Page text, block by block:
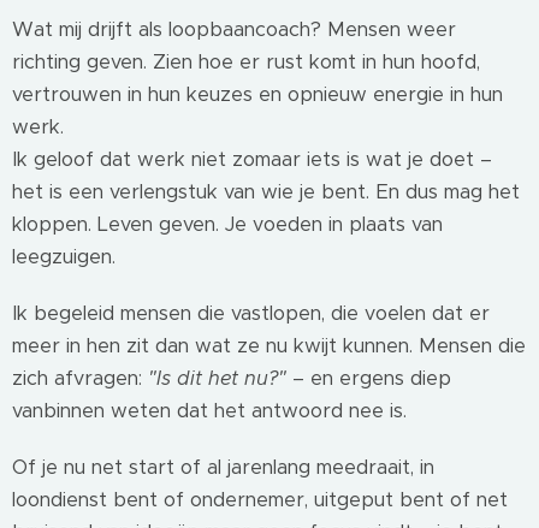
Wat mij drijft als loopbaancoach? Mensen weer
richting geven. Zien hoe er rust komt in hun hoofd,
vertrouwen in hun keuzes en opnieuw energie in hun
werk.
Ik geloof dat werk niet zomaar iets is wat je doet –
het is een verlengstuk van wie je bent. En dus mag het
kloppen. Leven geven. Je voeden in plaats van
leegzuigen.
Ik begeleid mensen die vastlopen, die voelen dat er
meer in hen zit dan wat ze nu kwijt kunnen. Mensen die
zich afvragen: "Is dit het nu?" – en ergens diep
vanbinnen weten dat het antwoord nee is.
Of je nu net start of al jarenlang meedraait, in
loondienst bent of ondernemer, uitgeput bent of net